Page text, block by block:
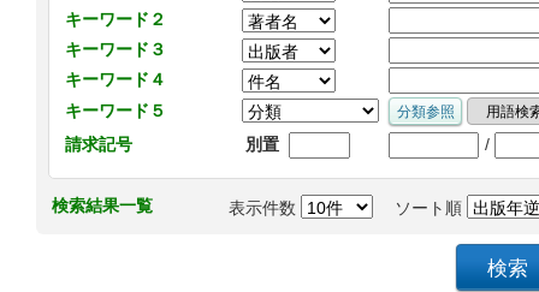
キーワード２
キーワード３
キーワード４
キーワード５
請求記号
別置 /
検索結果一覧 表示件数 ソート順